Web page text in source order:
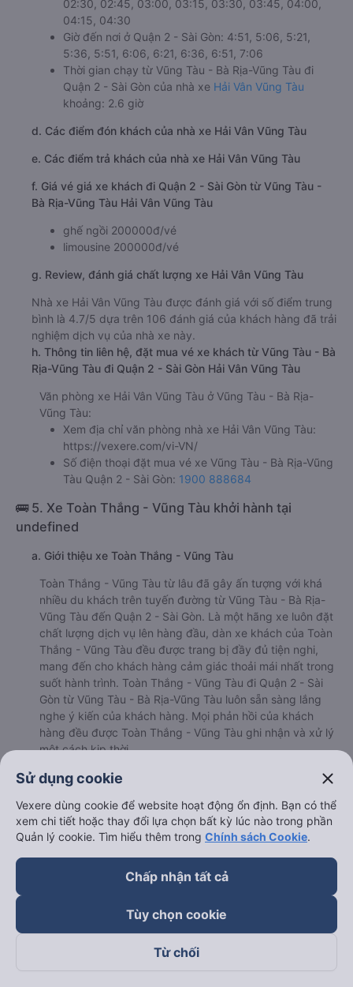
02:30, 02:45, 03:00, 03:15, 03:30, 03:45, 04:00,
04:15, 04:30
Giờ đến nơi ở Quận 2 - Sài Gòn: 4:51, 5:06, 5:21,
5:36, 5:51, 6:06, 6:21, 6:36, 6:51, 7:06
Thời gian chạy từ Vũng Tàu - Bà Rịa-Vũng Tàu đi
Quận 2 - Sài Gòn của nhà xe Hải Vân Vũng Tàu
khoảng: 2.6 giờ
d. Các điểm đón khách của nhà xe Hải Vân Vũng Tàu
e. Các điểm trả khách của nhà xe Hải Vân Vũng Tàu
f. Giá vé giá xe khách đi Quận 2 - Sài Gòn từ Vũng Tàu -
Bà Rịa-Vũng Tàu Hải Vân Vũng Tàu
ghế ngồi 200000đ/vé
limousine 200000đ/vé
g. Review, đánh giá chất lượng xe Hải Vân Vũng Tàu
Nhà xe Hải Vân Vũng Tàu được đánh giá với số điểm trung
bình là 4.7/5 dựa trên 106 đánh giá của khách hàng đã trải
nghiệm dịch vụ của nhà xe này.
h. Thông tin liên hệ, đặt mua vé xe khách từ Vũng Tàu - Bà
Rịa-Vũng Tàu đi Quận 2 - Sài Gòn Hải Vân Vũng Tàu
Văn phòng xe Hải Vân Vũng Tàu ở Vũng Tàu - Bà Rịa-
Vũng Tàu:
Xem địa chỉ văn phòng nhà xe Hải Vân Vũng Tàu:
https://vexere.com/vi-VN/
Số điện thoại đặt mua vé xe Vũng Tàu - Bà Rịa-Vũng
Tàu Quận 2 - Sài Gòn: 1900 888684
🚌 5. Xe Toàn Thắng - Vũng Tàu khởi hành tại
undefined
a. Giới thiệu xe Toàn Thắng - Vũng Tàu
Toàn Thắng - Vũng Tàu từ lâu đã gây ấn tượng với khá
nhiều du khách trên tuyến đường từ Vũng Tàu - Bà Rịa-
Vũng Tàu đến Quận 2 - Sài Gòn. Là một hãng xe luôn đặt
chất lượng dịch vụ lên hàng đầu, dàn xe khách của Toàn
Thắng - Vũng Tàu đều được trang bị đầy đủ tiện nghi,
mang đến cho khách hàng cảm giác thoải mái nhất trong
suốt hành trình. Toàn Thắng - Vũng Tàu đi Quận 2 - Sài
Gòn từ Vũng Tàu - Bà Rịa-Vũng Tàu luôn sẵn sàng lắng
nghe ý kiến của khách hàng. Mọi phản hồi của khách
hàng đều được Toàn Thắng - Vũng Tàu ghi nhận và xử lý
một cách kịp thời.
Sử dụng cookie close
Vexere dùng cookie để website hoạt động ổn định. Bạn có thể
xem chi tiết hoặc thay đổi lựa chọn bất kỳ lúc nào trong phần
Quản lý cookie. Tìm hiểu thêm trong Chính sách Cookie.
Chấp nhận tất cả
Tùy chọn cookie
Từ chối